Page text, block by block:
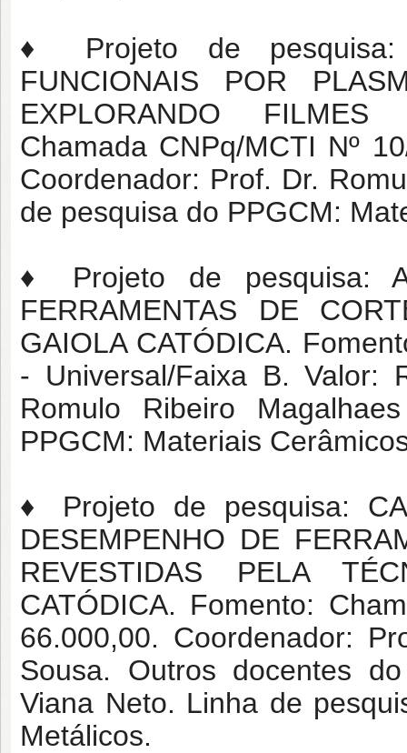
♦ Projeto de pesquisa:
FUNCIONAIS POR
EXPLORANDO FILMES
Chamada CNPq/MCTI Nº
Coordenador: Prof. Dr.
de pesquisa do PPGCM:
♦ Projeto de pesquisa:
FERRAMENTAS DE
GAIOLA CATÓDICA.
- Universal/Faixa B. Valor:
Romulo Ribeiro
PPGCM: Materiais
♦ Projeto de pesquisa:
DESEMPENHO DE
REVESTIDAS PELA
CATÓDICA. Fomento:
66.000,00. Coordenador:
Sousa. Outros docentes
Viana Neto. Linha de
Metálicos.